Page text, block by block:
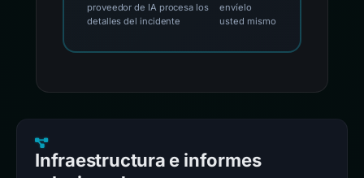
proveedor de IA procesa los
detalles del incidente
envíelo
usted mismo
Infraestructura e informes